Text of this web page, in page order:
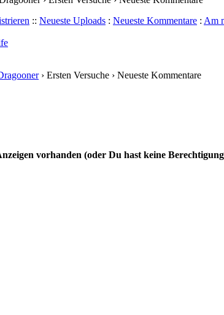
:: Neueste Uploads : Neueste Kommentare : Am
› Ersten Versuche › Neueste Kommentare
vorhanden (oder Du hast keine